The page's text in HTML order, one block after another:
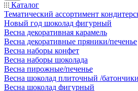
Каталог
Тематический ассортимент
Новый год шоколад фигурный
Весна декоративная карамель
Весна декоративные пряники/печенье
Весна наборы конфет
Весна наборы шоколада
Весна пирожные/печенье
Весна шоколад плиточный /батончики
Весна шоколад фигурный